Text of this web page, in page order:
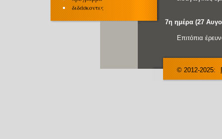
7η ημέρα (27
Επιτόπια
διδάσκοντες
© 2012-2025: